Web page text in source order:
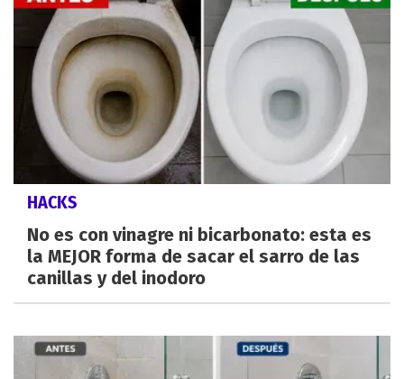
HACKS
No es con vinagre ni bicarbonato: esta es
la MEJOR forma de sacar el sarro de las
canillas y del inodoro